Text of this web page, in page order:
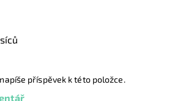
příspěvek k této položce.